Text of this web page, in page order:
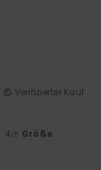
Verifizierter Kauf
: 4/5 Größe: